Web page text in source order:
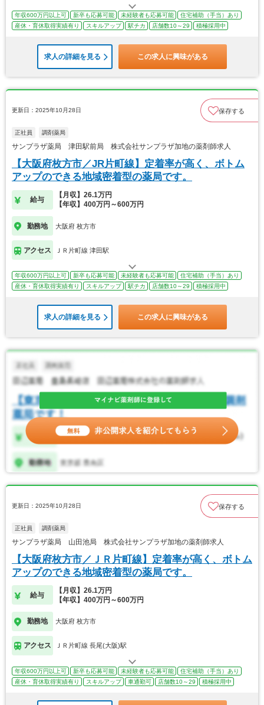
年収600万円以上可 新卒も応募可能 未経験者も応募可能
住宅補助（手当）あり
産休・育休取得実績有り
スキルアップ 駅チカ 店舗数10～29 積極採用中
求人の詳細を見る この求人に興味がある
更新日：2025年10月28日 保存する
正社員 調剤薬局
サンプラザ薬局 津田駅前局 株式会社サンプラザ加地の薬剤師求人
【大阪府枚方市／JR片町線】定着率が高く、ボトム
アップのできる地域密着型の薬局です。
給与
【月収】26.1万円
【年収】400万円～600万円
勤務地 大阪府 枚方市
アクセス ＪＲ片町線 津田駅
年収600万円以上可 新卒も応募可能 未経験者も応募可能
住宅補助（手当）あり
産休・育休取得実績有り
スキルアップ 駅チカ 店舗数10～29 積極採用中
求人の詳細を見る この求人に興味がある
更新日：2025年10月28日 保存する
正社員 調剤薬局
サンプラザ薬局 山田池局 株式会社サンプラザ加地の薬剤師求人
【大阪府枚方市／ＪＲ片町線】定着率が高く、ボトム
アップのできる地域密着型の薬局です。
給与
【月収】26.1万円
【年収】400万円～600万円
勤務地 大阪府 枚方市
アクセス ＪＲ片町線 長尾(大阪)駅
年収600万円以上可 新卒も応募可能 未経験者も応募可能
住宅補助（手当）あり
産休・育休取得実績有り
スキルアップ 車通勤可 店舗数10～29 積極採用中